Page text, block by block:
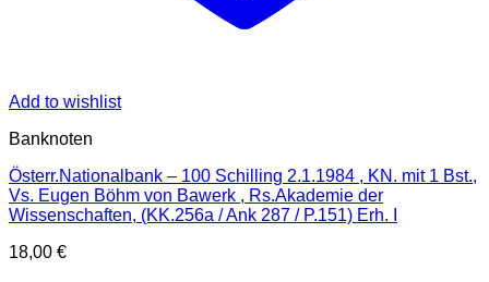
Add to wishlist
Banknoten
Österr.Nationalbank – 100 Schilling 2.1.1984 , KN. mit 1 Bst.,
Vs. Eugen Böhm von Bawerk , Rs.Akademie der
Wissenschaften, (KK.256a / Ank 287 / P.151) Erh. I
18,00 €